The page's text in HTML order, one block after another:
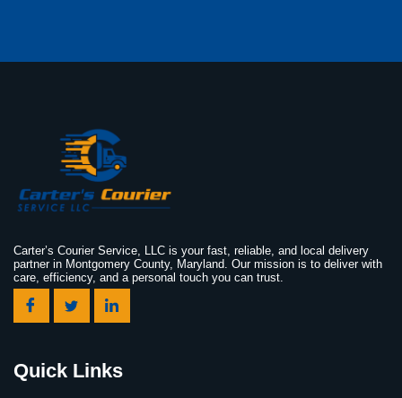
Carter’s Courier Service, LLC is your fast, reliable, and local delivery
partner in Montgomery County, Maryland. Our mission is to deliver with
care, efficiency, and a personal touch you can trust.
Quick Links